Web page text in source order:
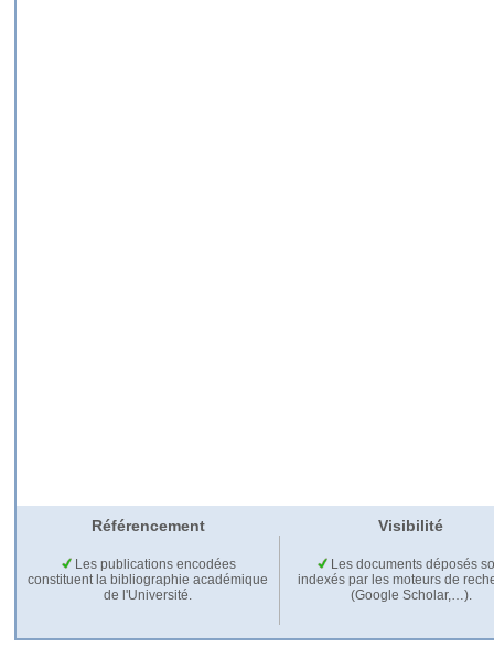
Référencement Visibilité
Les publications encodées
constituent la bibliographie académique
de l'Université.
Les documents déposés
indexés par les moteurs de
(Google Scholar,…).